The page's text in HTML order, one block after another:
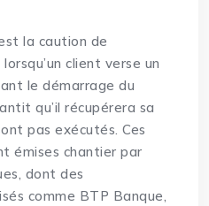
la caution de
client verse un
le démarrage du
qu’il récupérera sa
pas exécutés. Ces
émises chantier par
dont des
comme BTP Banque,